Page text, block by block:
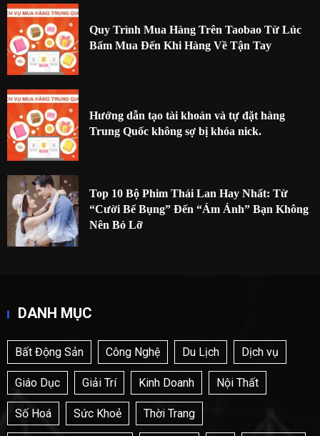
Quy Trình Mua Hàng Trên Taobao Từ Lúc
Bấm Mua Đến Khi Hàng Về Tận Tay
Hướng dẫn tạo tài khoản và tự đặt hàng
Trung Quốc không sợ bị khóa nick.
Top 10 Bộ Phim Thái Lan Hay Nhất: Từ
“Cười Bể Bụng” Đến “Ám Ảnh” Bạn Không
Nên Bỏ Lỡ
DANH MỤC
Bất Động Sản Công Nghệ Du Lịch Dịch vụ
Giáo Dục Giải Trí Kinh Doanh Nội Thất
Số Hoá Sức Khoẻ Thời Trang